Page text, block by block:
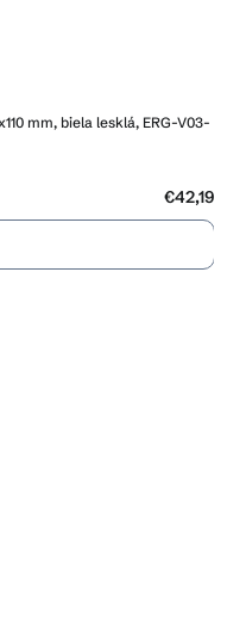
mm, biela lesklá, ERG-V03-
€42,19